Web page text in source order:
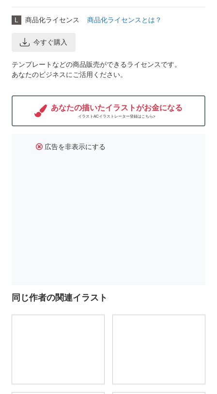
L 商品化ライセンス 商品化ライセンスとは？
今すぐ購入
テンプレートなどの商品販売ができるライセンスです。
あなたのビジネスにご活用ください。
あなたの描いたイラストがお金になる
イラストACイラストレーター登録はこちら>
広告を非表示にする
同じ作者の関連イラスト